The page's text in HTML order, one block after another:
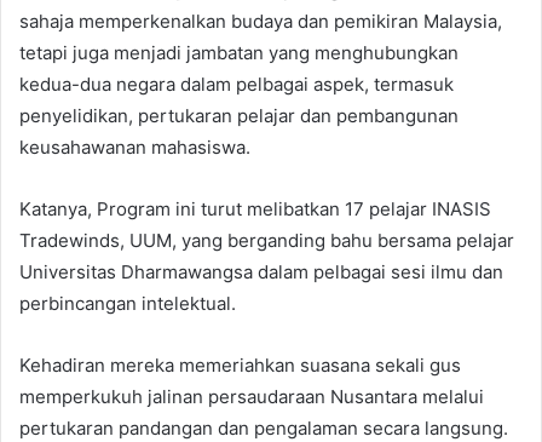
sahaja memperkenalkan budaya dan pemikiran Malaysia,
tetapi juga menjadi jambatan yang menghubungkan
kedua-dua negara dalam pelbagai aspek, termasuk
penyelidikan, pertukaran pelajar dan pembangunan
keusahawanan mahasiswa.
Katanya, Program ini turut melibatkan 17 pelajar INASIS
Tradewinds, UUM, yang berganding bahu bersama pelajar
Universitas Dharmawangsa dalam pelbagai sesi ilmu dan
perbincangan intelektual.
Kehadiran mereka memeriahkan suasana sekali gus
memperkukuh jalinan persaudaraan Nusantara melalui
pertukaran pandangan dan pengalaman secara langsung.